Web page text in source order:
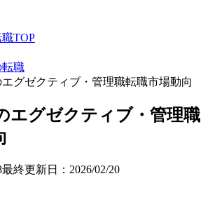
TOP
職
グゼクティブ・管理職転職市場動向
エグゼクティブ・管理職
最終更新日： 2026/02/20